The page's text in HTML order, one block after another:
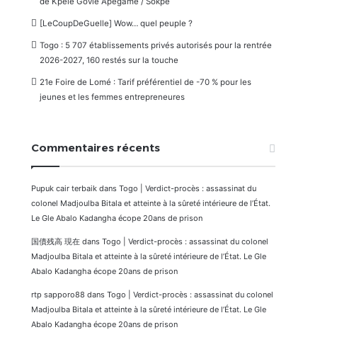
[LeCoupDeGuelle] Wow… quel peuple ?
Togo : 5 707 établissements privés autorisés pour la rentrée
2026-2027, 160 restés sur la touche
21e Foire de Lomé : Tarif préférentiel de -70 % pour les
jeunes et les femmes entrepreneures
Commentaires récents
Pupuk cair terbaik dans Togo | Verdict-procès : assassinat du
colonel Madjoulba Bitala et atteinte à la sûreté intérieure de l’État.
Le Gle Abalo Kadangha écope 20ans de prison
国債残高 現在 dans Togo | Verdict-procès : assassinat du colonel
Madjoulba Bitala et atteinte à la sûreté intérieure de l’État. Le Gle
Abalo Kadangha écope 20ans de prison
rtp sapporo88 dans Togo | Verdict-procès : assassinat du colonel
Madjoulba Bitala et atteinte à la sûreté intérieure de l’État. Le Gle
Abalo Kadangha écope 20ans de prison